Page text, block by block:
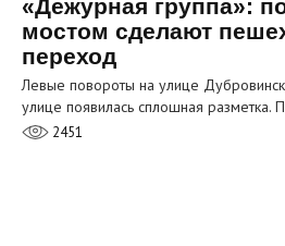
«Дежурная группа»:
мостом сделают
переход
Левые повороты на улице
улице появилась сплошная разметка.
2451